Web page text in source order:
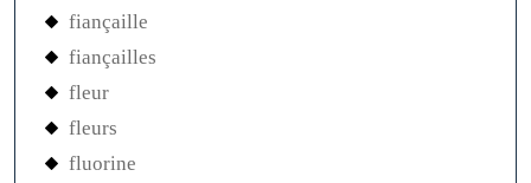
fiançaille
fiançailles
fleur
fleurs
fluorine